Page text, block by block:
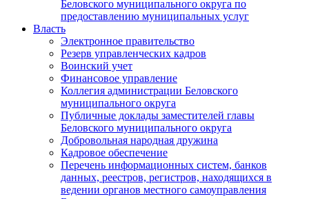
Беловского муниципального округа по
предоставлению муниципальных услуг
Власть
Электронное правительство
Резерв управленческих кадров
Воинский учет
Финансовое управление
Коллегия администрации Беловского
муниципального округа
Публичные доклады заместителей главы
Беловского муниципального округа
Добровольная народная дружина
Кадровое обеспечение
Перечень информационных систем, банков
данных, реестров, регистров, находящихся в
ведении органов местного самоуправления